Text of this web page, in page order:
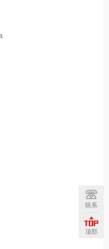
联系
顶部